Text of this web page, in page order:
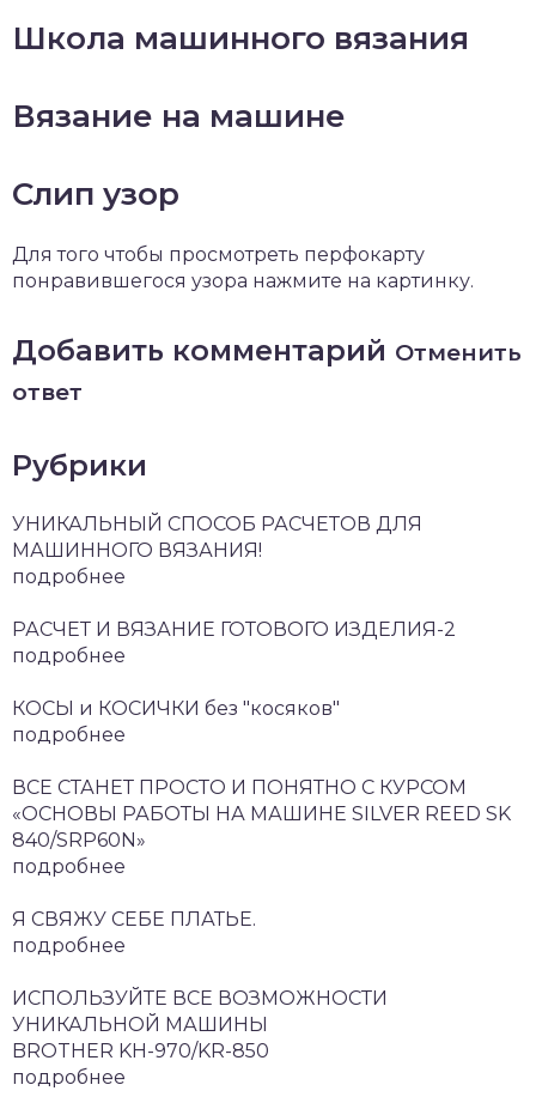
Школа машинного вязания
Вязание на машине
Слип узор
Для того чтобы просмотреть перфокарту
понравившегося узора нажмите на картинку.
Добавить комментарий Отменить
ответ
Рубрики
УНИКАЛЬНЫЙ СПОСОБ РАСЧЕТОВ ДЛЯ
МАШИННОГО ВЯЗАНИЯ!
подробнее
РАСЧЕТ И ВЯЗАНИЕ ГОТОВОГО ИЗДЕЛИЯ-2
подробнее
КОСЫ и КОСИЧКИ без "косяков"
подробнее
ВСЕ СТАНЕТ ПРОСТО И ПОНЯТНО С КУРСОМ
«ОСНОВЫ РАБОТЫ НА МАШИНЕ SILVER REED SK
840/SRP60N»
подробнее
Я СВЯЖУ СЕБЕ ПЛАТЬЕ.
подробнее
ИСПОЛЬЗУЙТЕ ВСЕ ВОЗМОЖНОСТИ
УНИКАЛЬНОЙ МАШИНЫ
BROTHER KH-970/KR-850
подробнее